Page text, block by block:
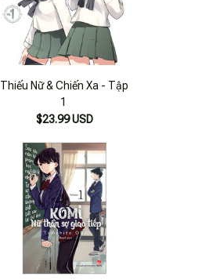
Thiếu Nữ & Chiến Xa - Tập
1
$23.99 USD